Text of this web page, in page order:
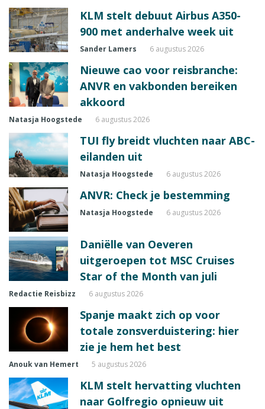
KLM stelt debuut Airbus A350-
900 met anderhalve week uit
Sander Lamers 6 augustus 2026
Nieuwe cao voor reisbranche:
ANVR en vakbonden bereiken
akkoord
Natasja Hoogstede 6 augustus 2026
TUI fly breidt vluchten naar ABC-
eilanden uit
Natasja Hoogstede 6 augustus 2026
ANVR: Check je bestemming
Natasja Hoogstede 6 augustus 2026
Daniëlle van Oeveren
uitgeroepen tot MSC Cruises
Star of the Month van juli
Redactie Reisbizz 6 augustus 2026
Spanje maakt zich op voor
totale zonsverduistering: hier
zie je hem het best
Anouk van Hemert 5 augustus 2026
KLM stelt hervatting vluchten
naar Golfregio opnieuw uit